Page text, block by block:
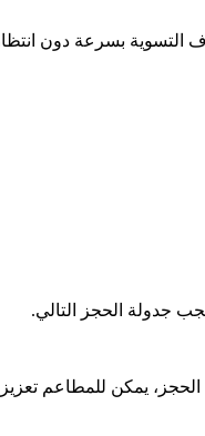
التسوية بسرعة دون
جدولة الحجز التالي.
يمكن للمطاعم تعزيز